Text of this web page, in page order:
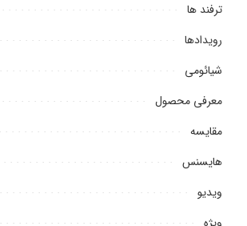
ترفند ها
رویدادها
شیائومی
معرفی محصول
مقایسه
هایسنس
ویدیو